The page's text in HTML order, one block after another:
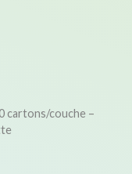
cartons/couche –